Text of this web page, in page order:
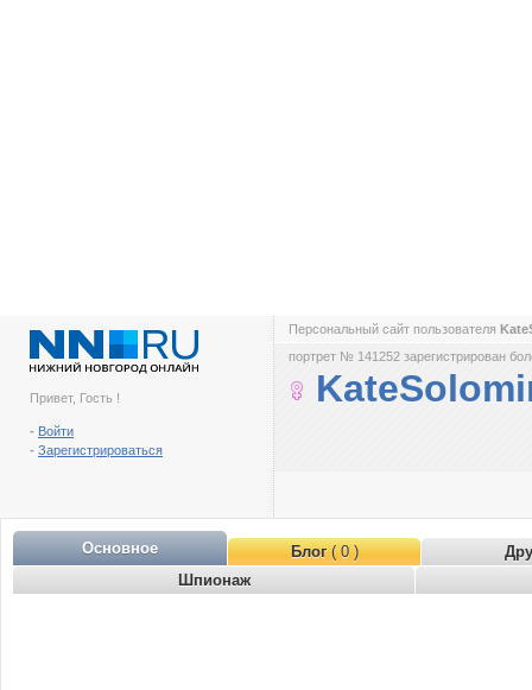
Привет, Гость !
- Войти
- Зарегистрироваться
Персональный сайт пользователя
портрет № 141252 зарегистрирован
Основное Блог( 0 )
Шпионаж